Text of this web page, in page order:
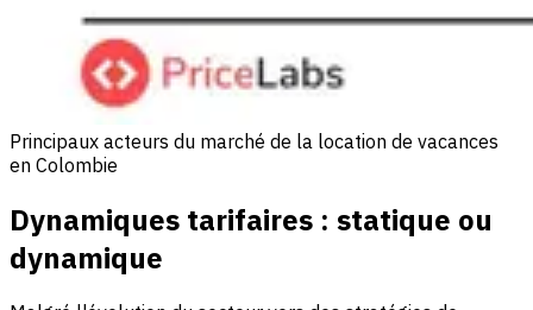
Principaux acteurs du marché de la location de vacances
en Colombie
Dynamiques tarifaires : statique ou
dynamique